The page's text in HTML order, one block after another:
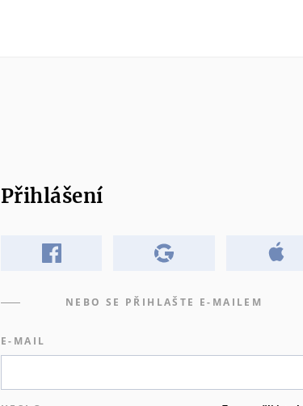
Přihlášení
NEBO SE PŘIHLAŠTE E-MAILEM
E-MAIL